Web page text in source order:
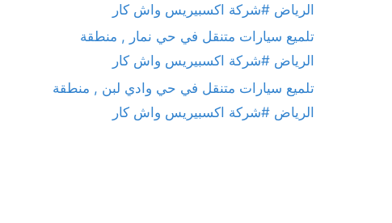
الرياض #شركة اكسبيريس واش كار
تلميع سيارات متنقل في حي نمار , منطقة
الرياض #شركة اكسبيريس واش كار
تلميع سيارات متنقل في حي وادي لبن , منطقة
الرياض #شركة اكسبيريس واش كار